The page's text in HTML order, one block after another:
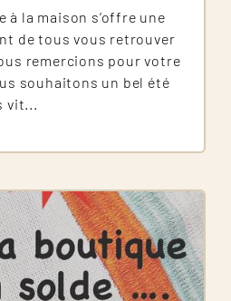
à la maison s’offre une
de tous vous retrouver
remercions pour votre
souhaitons un bel été